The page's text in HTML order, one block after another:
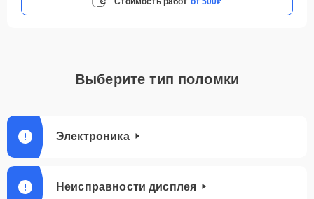
Выберите тип поломки
Электроника
Неисправности дисплея